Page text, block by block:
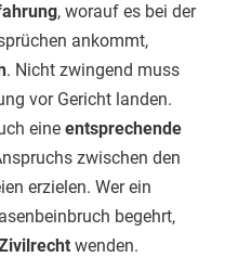
, worauf es bei der
ankommt,
. Nicht zwingend muss
vor Gericht landen.
eine entsprechende
zwischen den
erzielen. Wer ein
begehrt,
wenden.